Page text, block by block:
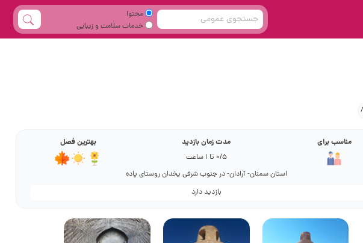
محتوا
خدمات سلامت و زیبایی
مناسب برای مدت زمان بازدید
0/5 تا 1 ساعت
بهترین فصل
استان سمنان- آرادان- در جنوب شرقی یخدان روستای پاده
بازدید دارد